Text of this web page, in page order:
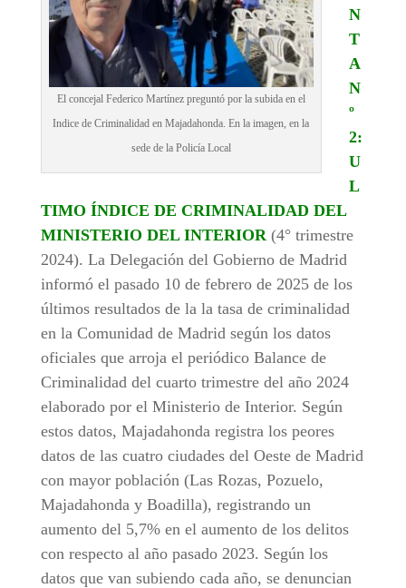
El concejal Federico Martínez preguntó por la subida en el
Indice de Criminalidad en Majadahonda. En la imagen, en la
sede de la Policía Local
N
T
A
N
º
2:
U
L
TIMO ÍNDICE DE CRIMINALIDAD DEL
MINISTERIO DEL INTERIOR(4° trimestre
2024). La Delegación del Gobierno de Madrid
informó el pasado 10 de febrero de 2025 de los
últimos resultados de la la tasa de criminalidad
en la Comunidad de Madrid según los datos
oficiales que arroja el periódico Balance de
Criminalidad del cuarto trimestre del año 2024
elaborado por el Ministerio de Interior. Según
estos datos, Majadahonda registra los peores
datos de las cuatro ciudades del Oeste de Madrid
con mayor población (Las Rozas, Pozuelo,
Majadahonda y Boadilla), registrando un
aumento del 5,7% en el aumento de los delitos
con respecto al año pasado 2023. Según los
datos que van subiendo cada año, se denuncian